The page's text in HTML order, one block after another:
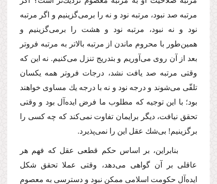
مرتبه صد نبود، مرتبه نود و نه را برمى‌گزینیم و اگر مرتبه
نود و نه نبود، مرتبه نود و هشت را برمى‌گزینیم و
همین‌طور با محروم ماندن از مرتبه بالاتر به مرتبه فروتر
بعد از آن روى مى‌آوریم و بتدریج تنزل مى‌كنیم. نه این كه
وقتى مرتبه صد یافت نشد، درجات فروتر همه یكسان
تلقّى مى‌شوند و درجه نود و نه با درجه یك مساوى خواهند
بود؛ با این توجیه كه مطلوب ما فرض ایده‌آل بود و وقتى
تحقق نیافت، دیگر برایمان تفاوت نمى‌كند كه چه كسى را
برگزینیم! بى‌شك عقل این را نمى‌پذیرد.
بنابراین، بر اساس حكم قطعى عقل كه فهم هر
عاقلى بر آن گواهى مى‌دهد، وقتى عملا تحقق شكل
ایده‌آل حكومت اسلامى ممكن نبود و دسترسى به معصوم